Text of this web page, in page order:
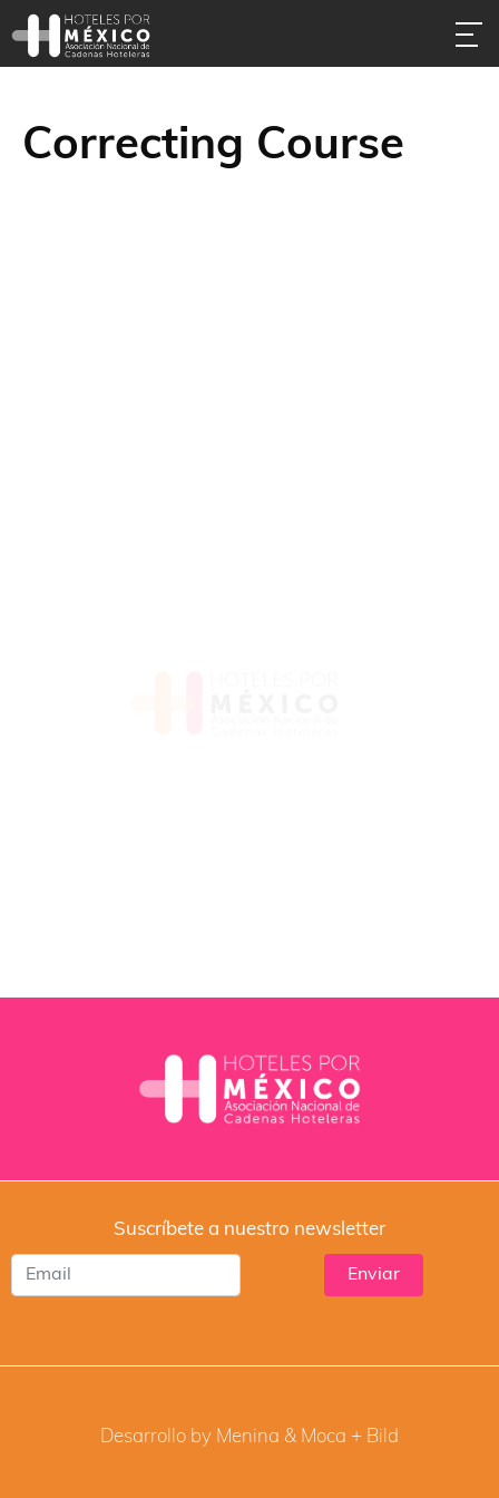
Correcting Course
Suscríbete a nuestro newsletter
Desarrollo by Menina & Moca + Bild